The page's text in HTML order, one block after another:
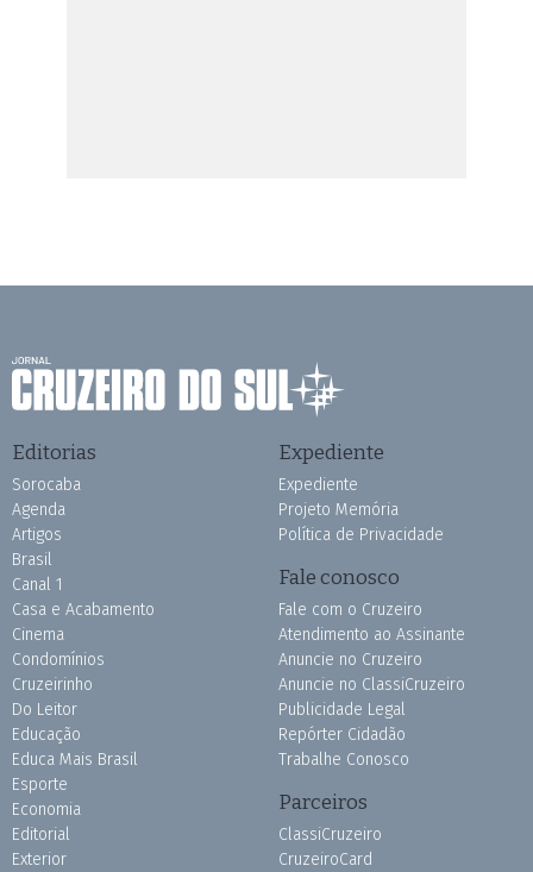
Editorias
Sorocaba
Agenda
Artigos
Brasil
Canal 1
Casa e Acabamento
Cinema
Condomínios
Cruzeirinho
Do Leitor
Educação
Educa Mais Brasil
Esporte
Economia
Editorial
Exterior
Expediente
Expediente
Projeto Memória
Política de Privacidade
Fale conosco
Fale com o Cruzeiro
Atendimento ao Assinante
Anuncie no Cruzeiro
Anuncie no ClassiCruzeiro
Publicidade Legal
Repórter Cidadão
Trabalhe Conosco
Parceiros
ClassiCruzeiro
CruzeiroCard